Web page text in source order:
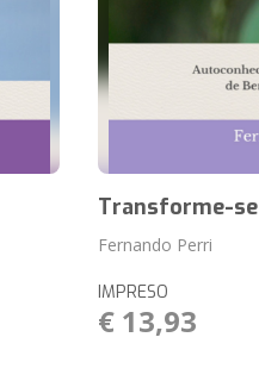
Transforme-se
Fernando Perri
IMPRESO
€ 13,93